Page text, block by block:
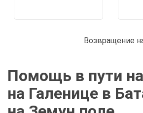
Возвращение
Помощь в пути
на Галенице в